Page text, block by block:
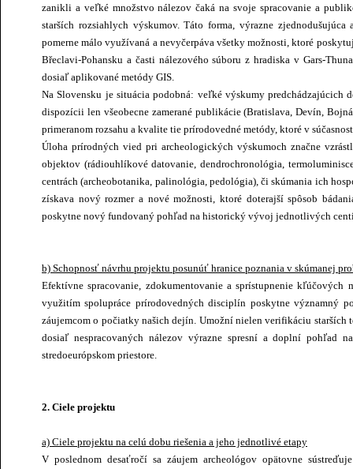
zanikli a veľké množstvo nálezov čaká na svoje spracovanie a
starších rozsiahlych výskumov. Táto forma, výrazne
pomerne málo využívaná a nevyčerpáva všetky možnosti, ktoré
Břeclavi-Pohansku a časti nálezového súboru z hradiska v Gars-
dosiaľ aplikované metódy GIS.
Na Slovensku je situácia podobná: veľké výskumy predchádzajúcich
dispozícii len všeobecne zamerané publikácie (Bratislava, Devín,
primeranom rozsahu a kvalite tie prírodovedné metódy, ktoré v
Úloha prírodných vied pri archeologických výskumoch značne
objektov (rádiouhlíkové datovanie, dendrochronológia,
centrách (archeobotanika, palinológia, pedológia), či skúmania ich
získava nový rozmer a nové možnosti, ktoré doterajší spôsob
poskytne nový fundovaný pohľad na historický vývoj jednotlivých
b) Schopnosť návrhu projektu posunúť hranice poznania v skúmanej
Efektívne spracovanie, zdokumentovanie a sprístupnenie kľúčových
využitím spolupráce prírodovedných disciplín poskytne významný
záujemcom o počiatky našich dejín. Umožní nielen verifikáciu
dosiaľ nespracovaných nálezov výrazne spresní a doplní
stredoeurópskom priestore.
2. Ciele projektu
a) Ciele projektu na celú dobu riešenia a jeho jednotlivé etapy
V poslednom desaťročí sa záujem archeológov opätovne